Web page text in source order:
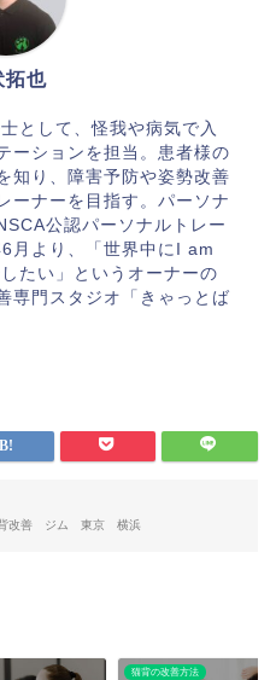
拓也
として、怪我や病気で入
ーションを担当。患者様の
知り、障害予防や姿勢改善
ーナーを目指す。パーソナ
公認パーソナルトレー
月より、「世界中にI am
たい」というオーナーの
専門スタジオ「きゃっとば
背改善 ジム 東京 横浜
猫背の改善方法 猫背の